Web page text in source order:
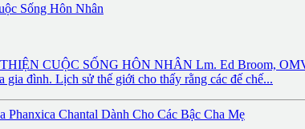
Sống Hôn Nhân
CUỘC SỐNG HÔN NHÂN Lm. Ed Broom, OMV
gia đình. Lịch sử thế giới cho thấy rằng các đế chế...